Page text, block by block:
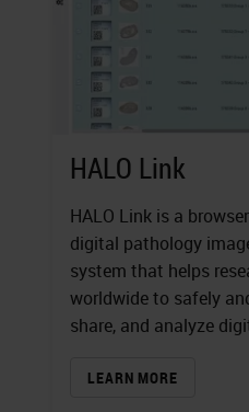
HALO Link
HALO Link is a
digital pathology
system that helps
worldwide to safely
share, and analyze
LEARN MORE